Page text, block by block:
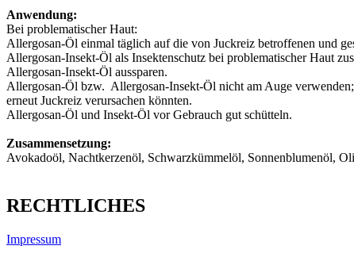
Anwendung:
Bei problematischer Haut:
Allergosan-Öl einmal täglich auf die von Juckreiz betroffenen und
Allergosan-Insekt-Öl als Insektenschutz bei problematischer Haut
Allergosan-Insekt-Öl aussparen.
Allergosan-Öl bzw. Allergosan-Insekt-Öl nicht am Auge
erneut Juckreiz verursachen könnten.
Allergosan-Öl und Insekt-Öl vor Gebrauch gut schütteln.
Zusammensetzung:
Avokadoöl, Nachtkerzenöl, Schwarzkümmelöl, Sonnenblumenöl,
RECHTLICHES
Impressum